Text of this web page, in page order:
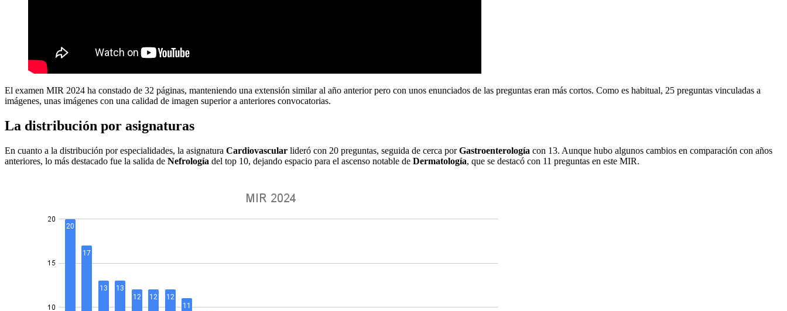
El examen MIR 2024 ha constado de 32 páginas, manteniendo una extensión similar al año anterior pero con unos enunciados de las preguntas eran más cortos. Como es habitual, 25 preguntas vinculadas a
imágenes, unas imágenes con una calidad de imagen superior a anteriores convocatorias.
La distribución por asignaturas
En cuanto a la distribución por especialidades, la asignatura Cardiovascular lideró con 20 preguntas, seguida de cerca porGastroenterología con 13. Aunque hubo algunos cambios en comparación con años
anteriores, lo más destacado fue la salida de Nefrología del top 10, dejando espacio para el ascenso notable de Dermatología, que se destacó con 11 preguntas en este MIR.